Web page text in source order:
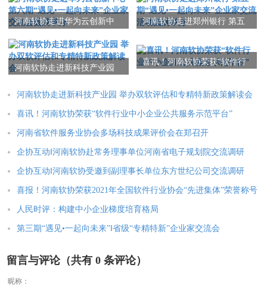
河南软协走进华为云创新中
来”企业家交流会圆满举办
河南软协走进郑州银行 第五
交流活动圆满举办
河南软协走进新科技产业园
策解读会
喜讯！河南软协荣获“软件行
河南软协走进新科技产业园 举办双软评估和专精特新政策解读会
喜讯！河南软协荣获“软件行业中小企业公共服务示范平台”
河南省软件服务业协会多场科技成果评价会在郑召开
企协互动‖河南软协赴常务理事单位河南省电子规划院交流调研
企协互动‖河南软协受邀到副理事长单位东方世纪公司交流调研
喜报！河南软协荣获2021年全国软件行业协会“先进集体”荣誉称号
人民时评：构建中小企业梯度培育格局
第三期“遇见•一起向未来”‖省级“专精特新”企业家交流会
留言与评论（共有 0 条评论）
昵称：